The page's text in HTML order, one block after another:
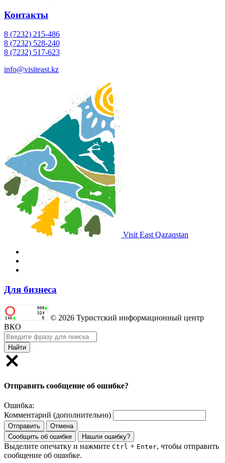
Контакты
8 (7232) 215-486
8 (7232) 528-240
8 (7232) 517-623
info@visiteast.kz
Visit East Qazaqstan
Для бизнеса
© 2026 Туристский информационный центр
ВКО
Найти
Отправить сообщение об ошибке?
Ошибка:
Комментарий (дополнительно)
Отправить
Отмена
Сообщить об ошибке
Нашли ошибку?
Выделите опечатку и нажмите Ctrl + Enter, чтобы отправить
сообщение об ошибке.